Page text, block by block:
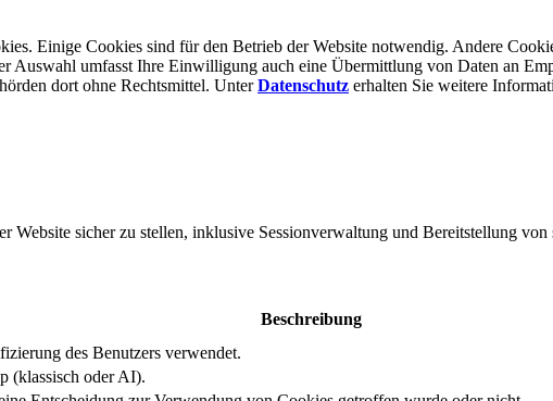
Einige Cookies sind für den Betrieb der Website notwendig. Andere
umfasst Ihre Einwilligung auch eine Übermittlung von Daten an
dort ohne Rechts­mittel. UnterDatenschutz erhalten Sie weitere
sicher zu stellen, inklusive Sessionverwaltung und Bereitstellung von
Beschreibung
des Benutzers verwendet.
(klassisch oder AI).